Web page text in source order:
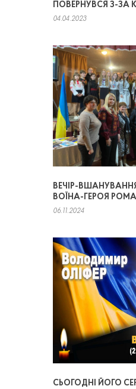
ПОВЕРНУВСЯ З-ЗА
04.04.2023
ВЕЧІР-
ВОЇНА-ГЕРОЯ
06.11.2024
СЬОГОДНІ ЙОГО